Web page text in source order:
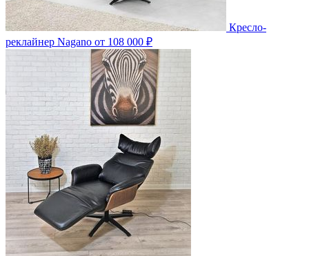
Кресло-
реклайнер Nagano от 108 000 ₽